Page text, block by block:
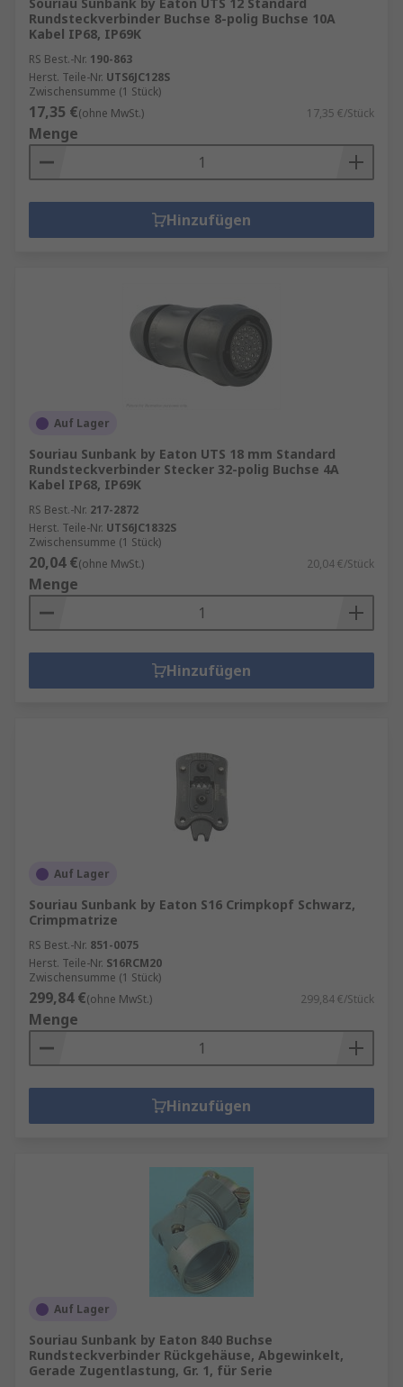
Rundsteckverbinder Buchse 8-polig Buchse 10A
Kabel IP68, IP69K
RS Best.-Nr. 190-863
Herst. Teile-Nr. UTS6JC128S
Zwischensumme (1 Stück)
17,35 €(ohne MwSt.) 17,35 €/Stück
Menge
Hinzufügen
Auf Lager
Souriau Sunbank by Eaton UTS 18 mm Standard
Rundsteckverbinder Stecker 32-polig Buchse 4A
Kabel IP68, IP69K
RS Best.-Nr. 217-2872
Herst. Teile-Nr. UTS6JC1832S
Zwischensumme (1 Stück)
20,04 €(ohne MwSt.) 20,04 €/Stück
Menge
Hinzufügen
Auf Lager
Souriau Sunbank by Eaton S16 Crimpkopf Schwarz,
Crimpmatrize
RS Best.-Nr. 851-0075
Herst. Teile-Nr. S16RCM20
Zwischensumme (1 Stück)
299,84 €(ohne MwSt.) 299,84 €/Stück
Menge
Hinzufügen
Auf Lager
Souriau Sunbank by Eaton 840 Buchse
Rundsteckverbinder Rückgehäuse, Abgewinkelt,
Gerade Zugentlastung, Gr. 1, für Serie